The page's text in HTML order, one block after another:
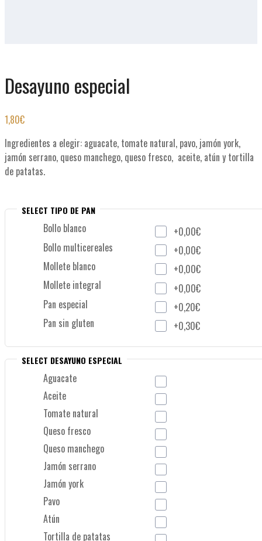
Desayuno especial
1,80€
Ingredientes a elegir: aguacate, tomate natural, pavo, jamón york,
jamón serrano, queso manchego, queso fresco, aceite, atún y tortilla
de patatas.
SELECT TIPO DE PAN
Bollo blanco
+0,00€
Bollo multicereales
+0,00€
Mollete blanco
+0,00€
Mollete integral
+0,00€
Pan especial
+0,20€
Pan sin gluten
+0,30€
SELECT DESAYUNO ESPECIAL
Aguacate
Aceite
Tomate natural
Queso fresco
Queso manchego
Jamón serrano
Jamón york
Pavo
Atún
Tortilla de patatas